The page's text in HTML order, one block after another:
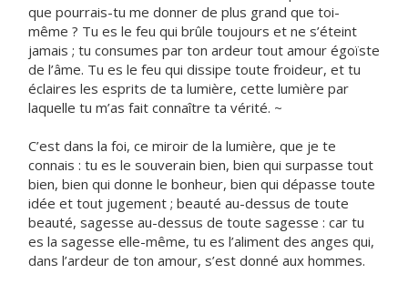
que pourrais-tu me donner de plus grand que toi-
même ? Tu es le feu qui brûle toujours et ne s’éteint
jamais ; tu consumes par ton ardeur tout amour égoïste
de l’âme. Tu es le feu qui dissipe toute froideur, et tu
éclaires les esprits de ta lumière, cette lumière par
laquelle tu m’as fait connaître ta vérité. ~
C’est dans la foi, ce miroir de la lumière, que je te
connais : tu es le souverain bien, bien qui surpasse tout
bien, bien qui donne le bonheur, bien qui dépasse toute
idée et tout jugement ; beauté au-dessus de toute
beauté, sagesse au-dessus de toute sagesse : car tu
es la sagesse elle-même, tu es l’aliment des anges qui,
dans l’ardeur de ton amour, s’est donné aux hommes.